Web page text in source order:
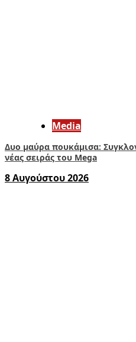
Media
Δυο μαύρα πουκάμισα:
νέας σειράς του Mega
8 Αυγούστου 2026